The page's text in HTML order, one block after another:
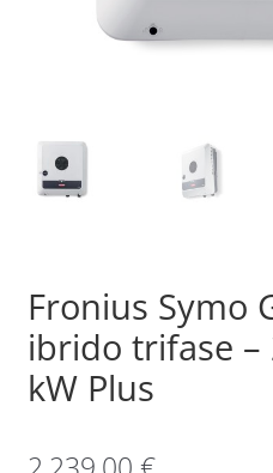
Fronius Symo
ibrido trifase –
kW Plus